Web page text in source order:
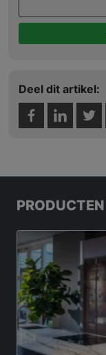
Deel dit artikel:
PRODUCTEN